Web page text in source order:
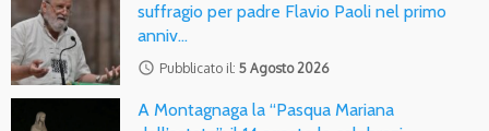
suffragio per padre Flavio Paoli nel primo
anniv…
access_time Pubblicato il: 5 Agosto 2026
A Montagnaga la “Pasqua Mariana